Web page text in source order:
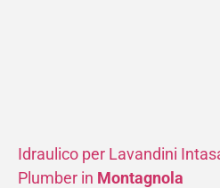
Idraulico per Lavandini
Plumber in Montagnola